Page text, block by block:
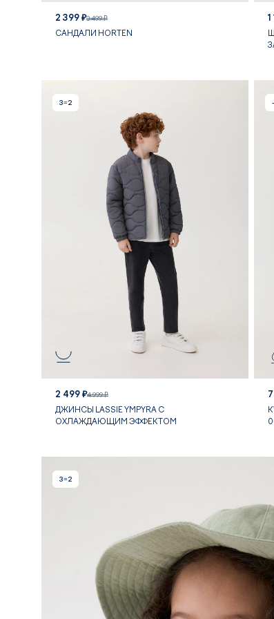
2 399 ₽3 499 ₽
САНДАЛИ HORTEN
1
3=2
2 499 ₽4 999 ₽
ДЖИНСЫ LASSIE YMPYRA С
ОХЛАЖДАЮЩИМ ЭФФЕКТОМ
3=2